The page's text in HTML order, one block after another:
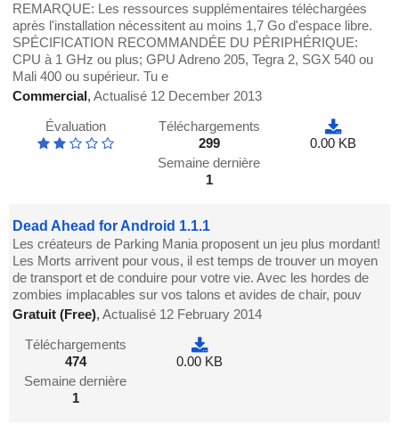
REMARQUE: Les ressources supplémentaires téléchargées
après l'installation nécessitent au moins 1,7 Go d'espace libre.
SPÉCIFICATION RECOMMANDÉE DU PÉRIPHÉRIQUE:
CPU à 1 GHz ou plus; GPU Adreno 205, Tegra 2, SGX 540 ou
Mali 400 ou supérieur. Tu e
Commercial,Actualisé 12 December 2013
Évaluation
Téléchargements
299
Semaine dernière
1
0.00 KB
Dead Ahead for Android 1.1.1
Les créateurs de Parking Mania proposent un jeu plus mordant!
Les Morts arrivent pour vous, il est temps de trouver un moyen
de transport et de conduire pour votre vie. Avec les hordes de
zombies implacables sur vos talons et avides de chair, pouv
Gratuit (Free),Actualisé 12 February 2014
Téléchargements
474
Semaine dernière
1
0.00 KB